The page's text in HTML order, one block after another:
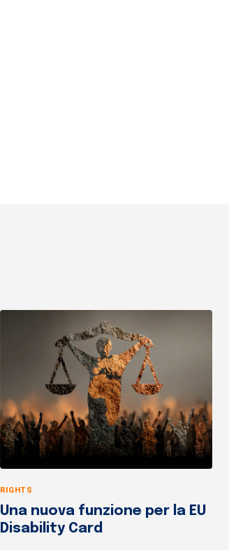
RIGHTS
Una nuova funzione per la EU
Disability Card